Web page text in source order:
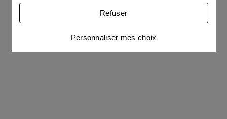
Univers publicitaire: nous utilisons avec
nos partenaires des cookies pour afficher des
publicités personnalisées
Connaître notre politique cookies et la liste de nos
partenaires
Personnaliser mes choix
Refuser